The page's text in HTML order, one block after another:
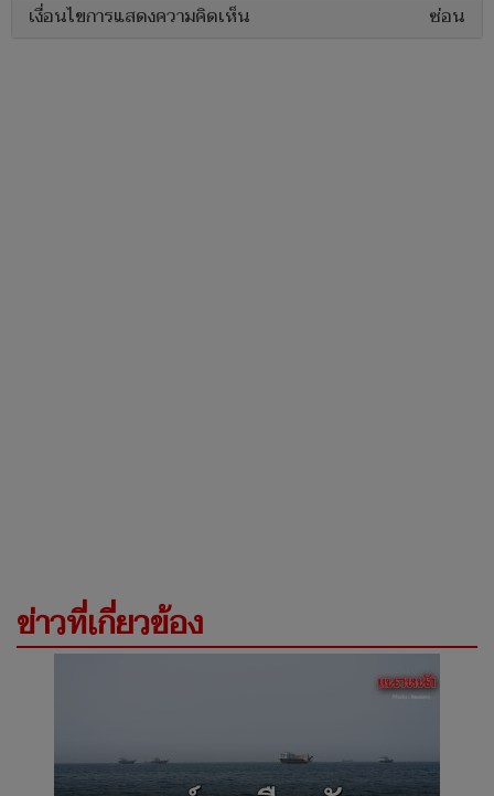
เงื่อนไขการแสดงความคิดเห็น ซ่อน
ข่าวที่เกี่ยวข้อง